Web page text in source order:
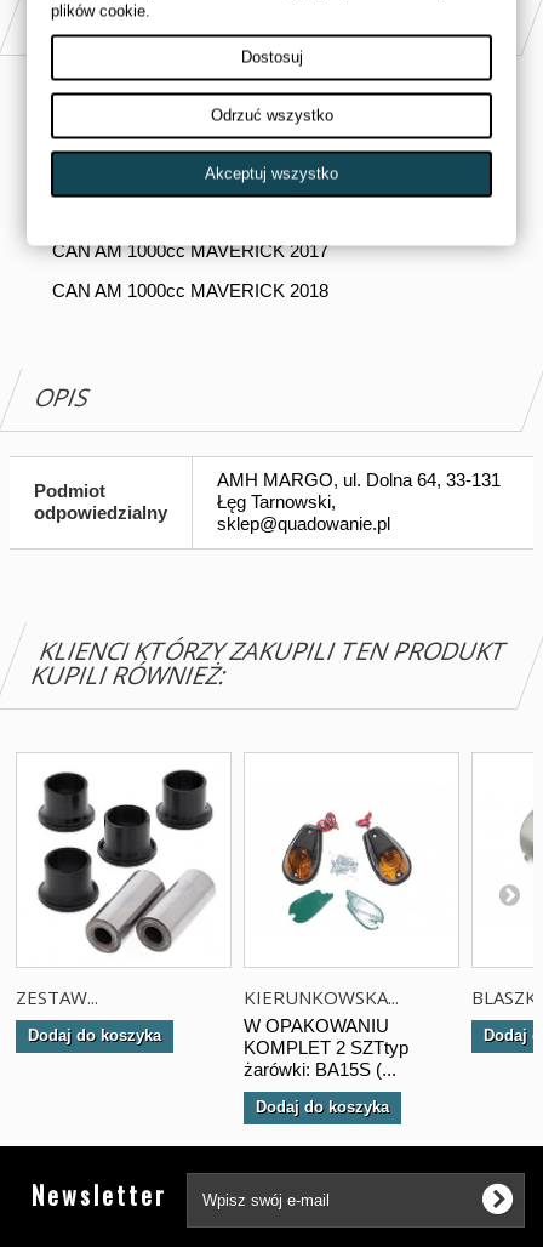
PASUJE DO
CAN AM 1000cc MAVERICK 2013
CAN AM 1000cc MAVERICK 2014
CAN AM 1000cc MAVERICK 2015
CAN AM 1000cc MAVERICK 2017
CAN AM 1000cc MAVERICK 2018
OPIS
Podmiot
odpowiedzialny
AMH MARGO, ul. Dolna 64, 33-131
Łęg Tarnowski,
sklep@quadowanie.pl
KLIENCI KTÓRZY ZAKUPILI TEN PRODUKT
KUPILI RÓWNIEŻ:
ZESTAW...
Dodaj do koszyka
KIERUNKOWSKA...
W OPAKOWANIU
KOMPLET 2 SZTtyp
żarówki: BA15S (...
Dodaj do koszyka
Dodaj
Newsletter
plików cookie.
Dostosuj
Odrzuć wszystko
Akceptuj wszystko